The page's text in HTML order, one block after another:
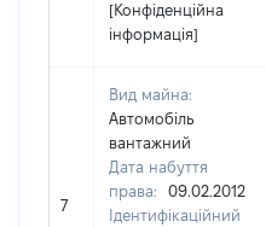
[Конфіденційна
інформація]
7
Вид майна:
Автомобіль
вантажний
Дата набуття
права:
09.02.2012
Ідентифікаційний